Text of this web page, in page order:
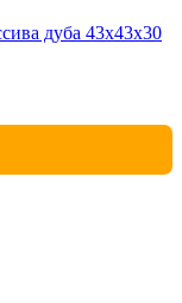
дуба 43х43х30